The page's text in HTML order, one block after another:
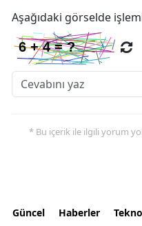
Aşağıdaki görselde
* Bu içerik ile ilgili yorum
Güncel Haberler